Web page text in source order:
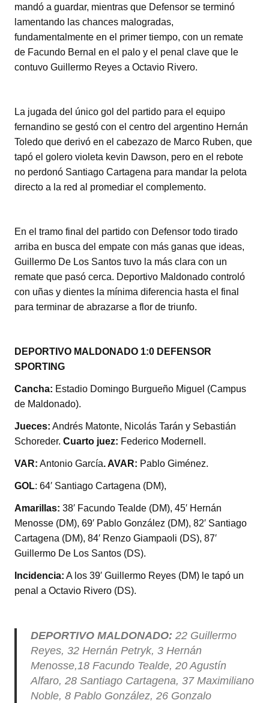
mandó a guardar, mientras que Defensor se terminó
lamentando las chances malogradas,
fundamentalmente en el primer tiempo, con un remate
de Facundo Bernal en el palo y el penal clave que le
contuvo Guillermo Reyes a Octavio Rivero.
La jugada del único gol del partido para el equipo
fernandino se gestó con el centro del argentino Hernán
Toledo que derivó en el cabezazo de Marco Ruben, que
tapó el golero violeta kevin Dawson, pero en el rebote
no perdonó Santiago Cartagena para mandar la pelota
directo a la red al promediar el complemento.
En el tramo final del partido con Defensor todo tirado
arriba en busca del empate con más ganas que ideas,
Guillermo De Los Santos tuvo la más clara con un
remate que pasó cerca. Deportivo Maldonado controló
con uñas y dientes la mínima diferencia hasta el final
para terminar de abrazarse a flor de triunfo.
DEPORTIVO MALDONADO 1:0 DEFENSOR
SPORTING
Cancha: Estadio Domingo Burgueño Miguel (Campus
de Maldonado).
Jueces: Andrés Matonte, Nicolás Tarán y Sebastián
Schoreder. Cuarto juez: Federico Modernell.
VAR: Antonio García. AVAR: Pablo Giménez.
GOL: 64′ Santiago Cartagena (DM),
Amarillas: 38′ Facundo Tealde (DM), 45′ Hernán
Menosse (DM), 69′ Pablo González (DM), 82′ Santiago
Cartagena (DM), 84′ Renzo Giampaoli (DS), 87′
Guillermo De Los Santos (DS).
Incidencia: A los 39′ Guillermo Reyes (DM) le tapó un
penal a Octavio Rivero (DS).
DEPORTIVO MALDONADO: 22 Guillermo
Reyes, 32 Hernán Petryk, 3 Hernán
Menosse,18 Facundo Tealde, 20 Agustín
Alfaro, 28 Santiago Cartagena, 37 Maximiliano
Noble, 8 Pablo González, 26 Gonzalo